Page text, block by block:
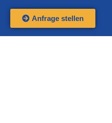
Anfrage stellen